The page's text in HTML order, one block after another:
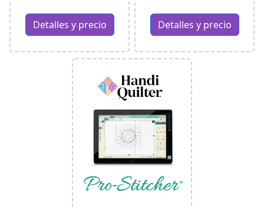
Detalles y precio Detalles y precio